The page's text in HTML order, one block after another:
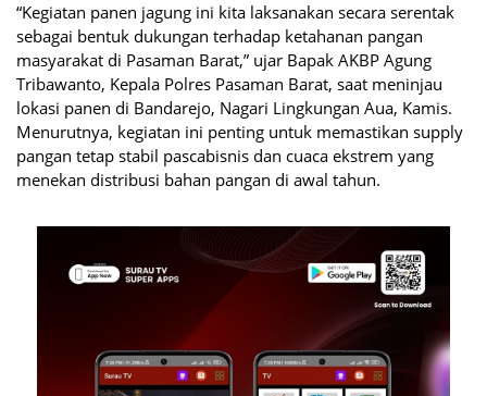
“Kegiatan panen jagung ini kita laksanakan secara serentak
sebagai bentuk dukungan terhadap ketahanan pangan
masyarakat di Pasaman Barat,” ujar Bapak AKBP Agung
Tribawanto, Kepala Polres Pasaman Barat, saat meninjau
lokasi panen di Bandarejo, Nagari Lingkungan Aua, Kamis.
Menurutnya, kegiatan ini penting untuk memastikan supply
pangan tetap stabil pascabisnis dan cuaca ekstrem yang
menekan distribusi bahan pangan di awal tahun.